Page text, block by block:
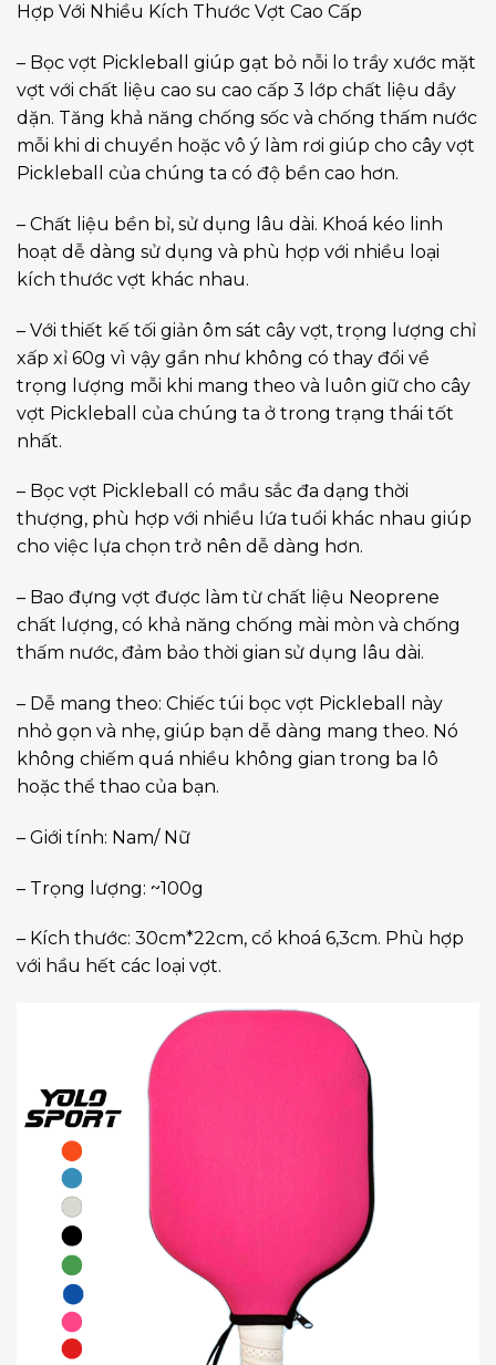
Hợp Với Nhiều Kích Thước Vợt Cao Cấp
– Bọc vợt Pickleball giúp gạt bỏ nỗi lo trầy xước mặt
vợt với chất liệu cao su cao cấp 3 lớp chất liệu dầy
dặn. Tăng khả năng chống sốc và chống thấm nước
mỗi khi di chuyển hoặc vô ý làm rơi giúp cho cây vợt
Pickleball của chúng ta có độ bền cao hơn.
– Chất liệu bền bỉ, sử dụng lâu dài. Khoá kéo linh
hoạt dễ dàng sử dụng và phù hợp với nhiều loại
kích thước vợt khác nhau.
– Với thiết kế tối giản ôm sát cây vợt, trọng lượng chỉ
xấp xỉ 60g vì vậy gần như không có thay đổi về
trọng lượng mỗi khi mang theo và luôn giữ cho cây
vợt Pickleball của chúng ta ở trong trạng thái tốt
nhất.
– Bọc vợt Pickleball có mầu sắc đa dạng thời
thượng, phù hợp với nhiều lứa tuổi khác nhau giúp
cho việc lựa chọn trở nên dễ dàng hơn.
– Bao đựng vợt được làm từ chất liệu Neoprene
chất lượng, có khả năng chống mài mòn và chống
thấm nước, đảm bảo thời gian sử dụng lâu dài.
– Dễ mang theo: Chiếc túi bọc vợt Pickleball này
nhỏ gọn và nhẹ, giúp bạn dễ dàng mang theo. Nó
không chiếm quá nhiều không gian trong ba lô
hoặc thể thao của bạn.
– Giới tính: Nam/ Nữ
– Trọng lượng: ~100g
– Kích thước: 30cm*22cm, cổ khoá 6,3cm. Phù hợp
với hầu hết các loại vợt.